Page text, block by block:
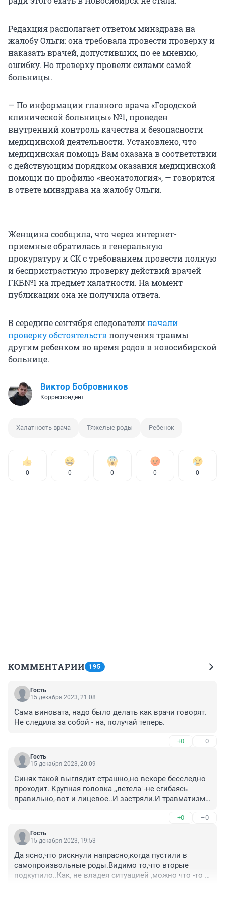
Редакция располагает ответом минздрава на
жалобу Ольги: она требовала провести проверку и
наказать врачей, допустивших, по ее мнению,
ошибку. Но проверку провели силами самой
больницы.
— По информации главного врача «Городской
клинической больницы» №1, проведен
внутренний контроль качества и безопасности
медицинской деятельности. Установлено, что
медицинская помощь Вам оказана в соответствии
с действующим порядком оказания медицинской
помощи по профилю «неонатология», — говорится
в ответе минздрава на жалобу Ольги.
Женщина сообщила, что через интернет-
приемные обратилась в генеральную
прокуратуру и СК с требованием провести полную
и беспристрастную проверку действий врачей
ГКБ№1 на предмет халатности. На момент
публикации она не получила ответа.
В середине сентября следователиначали
проверку обстоятельствполучения травмы
другим ребенком во время родов в новосибирской
больнице.
Виктор Бобровников
Корреспондент
Халатность врача Тяжелые роды Ребенок
0 0 0 0 0
КОММЕНТАРИИ 195
Гость
15 декабря 2023, 21:08
Сама виновата, надо было делать как врачи говорят.
Не следила за собой - на, получай теперь.
+0 –0
Гость
15 декабря 2023, 20:09
Синяк такой выглядит страшно,но вскоре бесследно
проходит. Крупная головка ,,летела"-не сгибаясь
правильно,-вот и лицевое..И застряли.И травматизм
биомеханике родов-сгибание к грудке.Потому что-
быстрые роды -4.5 часа.
+0 –0
Гость
15 декабря 2023, 19:53
Да ясно,что рискнули напрасно,когда пустили в
самопроизвольные роды.Видимо то,что вторые
подкупило..Как, не владея ситуацией ,можно что -то